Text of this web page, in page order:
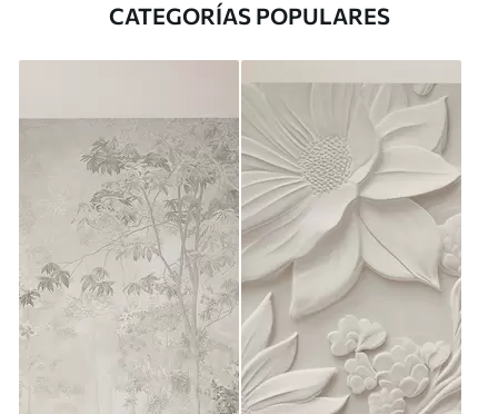
CATEGORÍAS POPULARES